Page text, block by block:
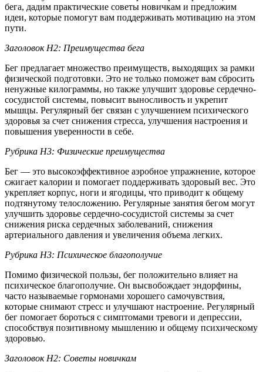
бега, дадим практические советы новичкам и предложим
идеи, которые помогут вам поддерживать мотивацию на этом
пути.
Заголовок H2: Преимущества бега
Бег предлагает множество преимуществ, выходящих за рамки
физической подготовки. Это не только поможет вам сбросить
ненужные килограммы, но также улучшит здоровье сердечно-
сосудистой системы, повысит выносливость и укрепит
мышцы. Регулярный бег связан с улучшением психического
здоровья за счет снижения стресса, улучшения настроения и
повышения уверенности в себе.
Рубрика H3: Физические преимущества
Бег — это высокоэффективное аэробное упражнение, которое
сжигает калории и помогает поддерживать здоровый вес. Это
укрепляет корпус, ноги и ягодицы, что приводит к общему
подтянутому телосложению. Регулярные занятия бегом могут
улучшить здоровье сердечно-сосудистой системы за счет
снижения риска сердечных заболеваний, снижения
артериального давления и увеличения объема легких.
Рубрика H3: Психическое благополучие
Помимо физической пользы, бег положительно влияет на
психическое благополучие. Он высвобождает эндорфины,
часто называемые гормонами хорошего самочувствия,
которые снимают стресс и улучшают настроение. Регулярный
бег помогает бороться с симптомами тревоги и депрессии,
способствуя позитивному мышлению и общему психическому
здоровью.
Заголовок H2: Советы новичкам